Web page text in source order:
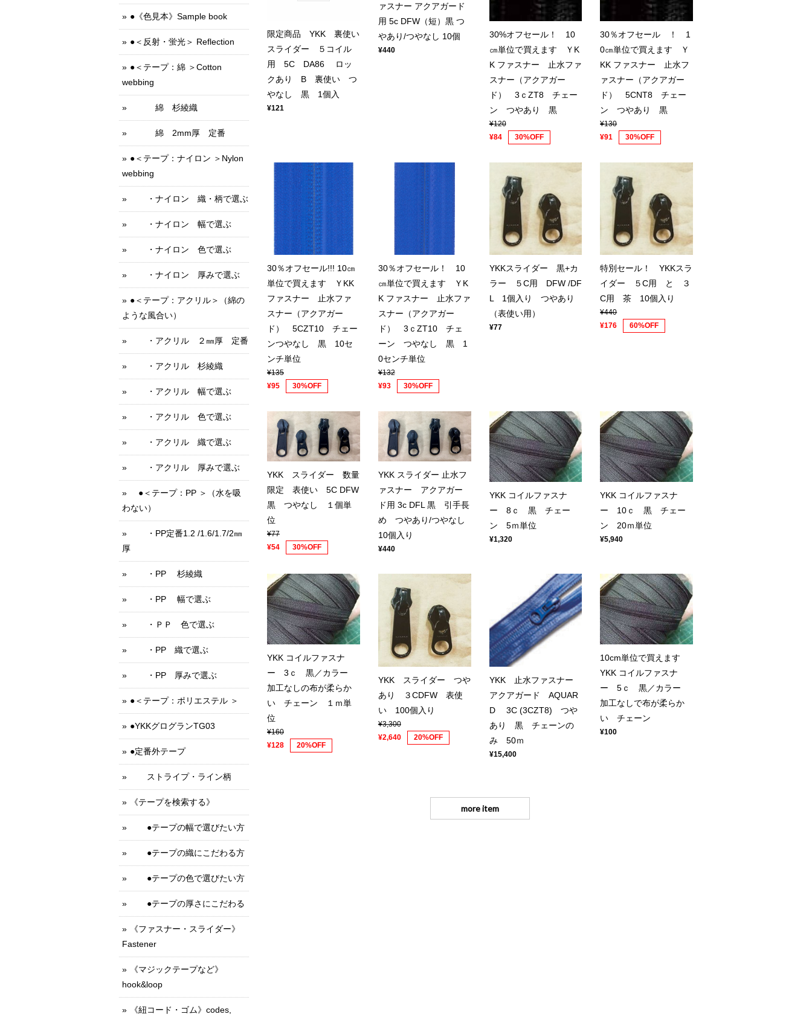
限定商品 YKK 裏使い
スライダー ５コイル
用 5C DA86 ロッ
クあり B 裏使い つ
やなし 黒 1個入
¥121
ァスナー アクアガード
用 5c DFW（短）黒 つ
やあり/つやなし 10個
¥440
30%オフセール！ 10
㎝単位で買えます ＹK
K ファスナー 止水ファ
スナー（アクアガー
ド） 3ｃZT8 チェー
ン つやあり 黒
¥120
¥84
30%OFF
30％オフセール ！ 1
0㎝単位で買えます Ｙ
KK ファスナー 止水フ
ァスナー（アクアガー
ド） 5CNT8 チェー
ン つやあり 黒
¥130
¥91
30%OFF
30％オフセール!!! 10㎝
単位で買えます ＹKK
ファスナー 止水ファ
スナー（アクアガー
ド） 5CZT10 チェー
ンつやなし 黒 10セ
ンチ単位
¥135
¥95
30%OFF
30％オフセール！ 10
㎝単位で買えます ＹK
K ファスナー 止水ファ
スナー（アクアガー
ド） 3ｃZT10 チェ
ーン つやなし 黒 1
0センチ単位
¥132
¥93
30%OFF
YKKスライダー 黒+カ
ラー ５C用 DFW /DF
L 1個入り つやあり
（表使い用）
¥77
特別セール！ YKKスラ
イダー ５C用 と ３
C用 茶 10個入り
¥440
¥176
60%OFF
YKK スライダー 数量
限定 表使い 5C DFW
黒 つやなし １個単
位
¥77
¥54
30%OFF
YKK スライダー 止水フ
ァスナー アクアガー
ド用 3c DFL 黒 引手長
め つやあり/つやなし
10個入り
¥440
YKK コイルファスナ
ー 8ｃ 黒 チェー
ン 5ｍ単位
¥1,320
YKK コイルファスナ
ー 10ｃ 黒 チェー
ン 20ｍ単位
¥5,940
YKK コイルファスナ
ー 3ｃ 黒／カラー
加工なしの布が柔らか
い チェーン １ｍ単
位
¥160
¥128
20%OFF
YKK スライダー つや
あり ３CDFW 表使
い 100個入り
¥3,300
¥2,640
20%OFF
YKK 止水ファスナー
アクアガード AQUAR
D 3C (3CZT8) つや
あり 黒 チェーンの
み 50ｍ
¥15,400
10cm単位で買えます
YKK コイルファスナ
ー 5ｃ 黒／カラー
加工なしで布が柔らか
い チェーン
¥100
more item
●《色見本》Sample book
●＜反射・蛍光＞ Reflection
●＜テープ：綿 ＞Cotton
webbing
綿 杉綾織
綿 2mm厚 定番
●＜テープ：ナイロン ＞Nylon
webbing
・ナイロン 織・柄で選ぶ
・ナイロン 幅で選ぶ
・ナイロン 色で選ぶ
・ナイロン 厚みで選ぶ
●＜テープ：アクリル＞（綿の
ような風合い）
・アクリル ２㎜厚 定番
・アクリル 杉綾織
・アクリル 幅で選ぶ
・アクリル 色で選ぶ
・アクリル 織で選ぶ
・アクリル 厚みで選ぶ
●＜テープ：PP ＞（水を吸
わない）
・PP定番1.2 /1.6/1.7/2㎜
厚
・PP 杉綾織
・PP 幅で選ぶ
・ＰＰ 色で選ぶ
・PP 織で選ぶ
・PP 厚みで選ぶ
●＜テープ：ポリエステル ＞
●YKKグログランTG03
●定番外テープ
ストライプ・ライン柄
《テープを検索する》
●テープの幅で選びたい方
●テープの織にこだわる方
●テープの色で選びたい方
●テープの厚さにこだわる
《ファスナー・スライダー》
Fastener
《マジックテープなど》
hook&loop
《紐コード・ゴム》codes,